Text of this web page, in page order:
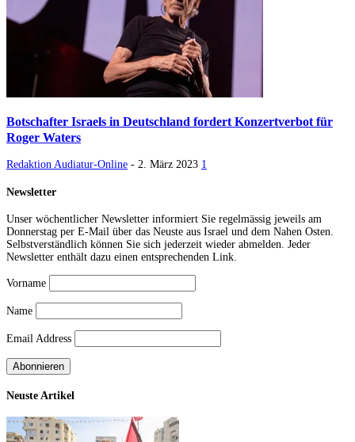
Botschafter Israels in Deutschland fordert Konzertverbot für
Roger Waters
Redaktion Audiatur-Online - 2. März 2023 1
Newsletter
Unser wöchentlicher Newsletter informiert Sie regelmässig jeweils am
Donnerstag per E-Mail über das Neuste aus Israel und dem Nahen Osten.
Selbstverständlich können Sie sich jederzeit wieder abmelden. Jeder
Newsletter enthält dazu einen entsprechenden Link.
Vorname
Name
Email Address
Neuste Artikel